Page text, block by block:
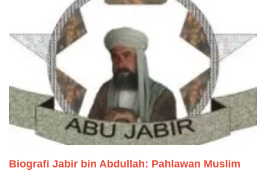
Biografi Jabir bin Abdullah: Pahlawan Muslim